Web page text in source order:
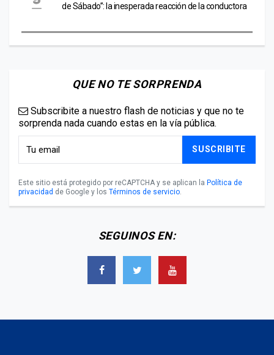
de Sábado”: la inesperada reacción de la conductora
QUE NO TE SORPRENDA
Subscribite a nuestro flash de noticias y que no te
sorprenda nada cuando estas en la vía pública.
SUSCRIBITE
Este sitio está protegido por reCAPTCHA y se aplican la Política de
privacidad de Google y los Términos de servicio.
SEGUINOS EN: